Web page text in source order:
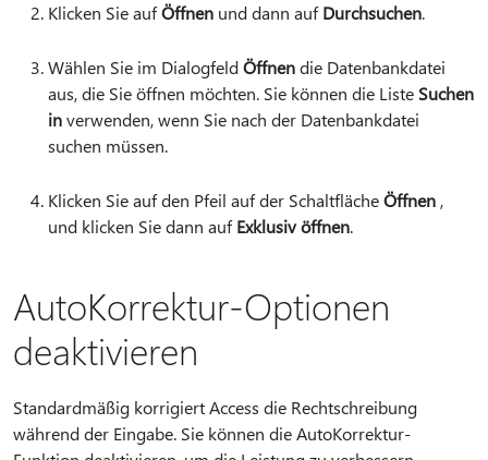
Klicken Sie aufÖffnen und dann aufDurchsuchen.
Wählen Sie im DialogfeldÖffnendie Datenbankdatei
aus, die Sie öffnen möchten. Sie können die Liste Suchen
inverwenden, wenn Sie nach der Datenbankdatei
suchen müssen.
Klicken Sie auf den Pfeil auf der SchaltflächeÖffnen ,
und klicken Sie dann aufExklusiv öffnen.
AutoKorrektur-Optionen
deaktivieren
Standardmäßig korrigiert Access die Rechtschreibung
während der Eingabe. Sie können die AutoKorrektur-